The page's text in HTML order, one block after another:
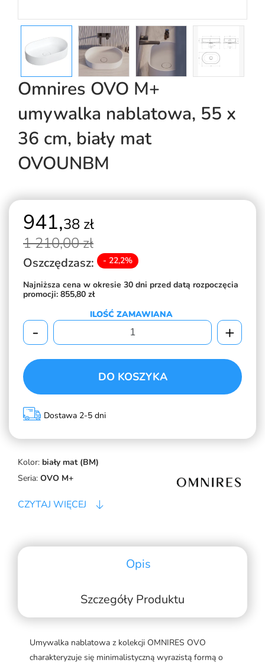
Omnires OVO M+
umywalka nablatowa, 55 x
36 cm, biały mat
OVOUNBM
Kolor: biały mat (BM)
Seria: OVO M+
CZYTAJ WIĘCEJ
941,38 zł
1 210,00 zł
Oszczędzasz: - 22,2%
Najniższa cena w okresie 30 dni przed datą rozpoczęcia
promocji: 855,80 zł
ILOŚĆ ZAMAWIANA
- +
DO KOSZYKA
Dostawa 2-5 dni
Opis
Szczegóły Produktu
Umywalka nablatowa z kolekcji OMNIRES OVO
charakteryzuje się minimalistyczną wyrazistą formą o